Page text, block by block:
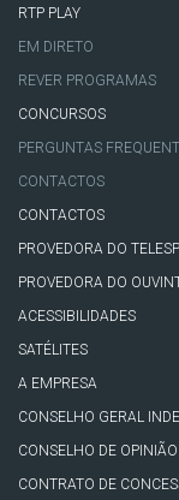
RTP PLAY
EM DIRETO
REVER PROGRAMAS
CONCURSOS
PERGUNTAS
CONTACTOS
CONTACTOS
PROVEDORA DO
PROVEDORA DO
ACESSIBILIDADES
SATÉLITES
A EMPRESA
CONSELHO GERAL
CONSELHO DE OPINIÃO
CONTRATO DE